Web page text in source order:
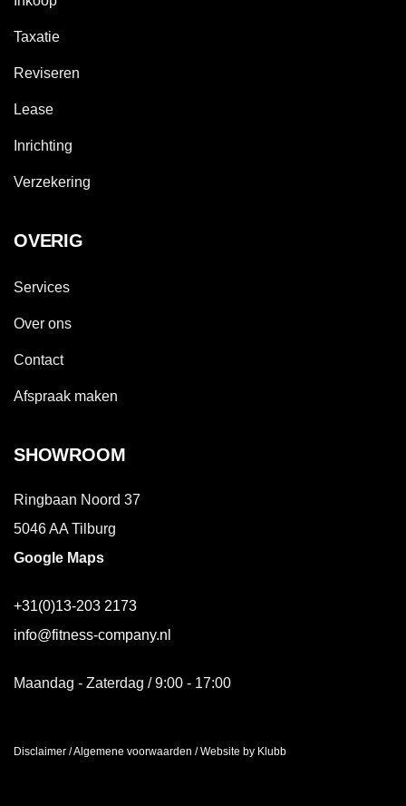
Taxatie
Reviseren
Lease
Inrichting
Verzekering
OVERIG
Services
Over ons
Contact
Afspraak maken
SHOWROOM
Ringbaan Noord 37
5046 AA Tilburg
Google Maps
+31(0)13-203 2173
info@fitness-company.nl
Maandag - Zaterdag / 9:00 - 17:00
Disclaimer /Algemene voorwaarden /Website by Klubb